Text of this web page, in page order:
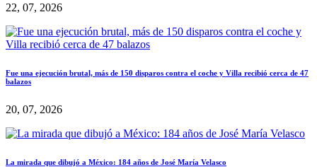
22, 07, 2026
Fue una ejecución brutal, más de 150 disparos contra el coche y Villa recibió cerca de 47
balazos
20, 07, 2026
La mirada que dibujó a México: 184 años de José María Velasco